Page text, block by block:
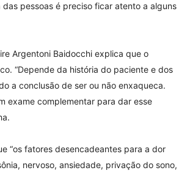
pessoas é preciso ficar atento a alguns
Argentoni Baidocchi explica que o
“Depende da história do paciente e dos
a conclusão de ser ou não enxaqueca.
exame complementar para dar esse
“os fatores desencadeantes para a dor
nervoso, ansiedade, privação do sono,